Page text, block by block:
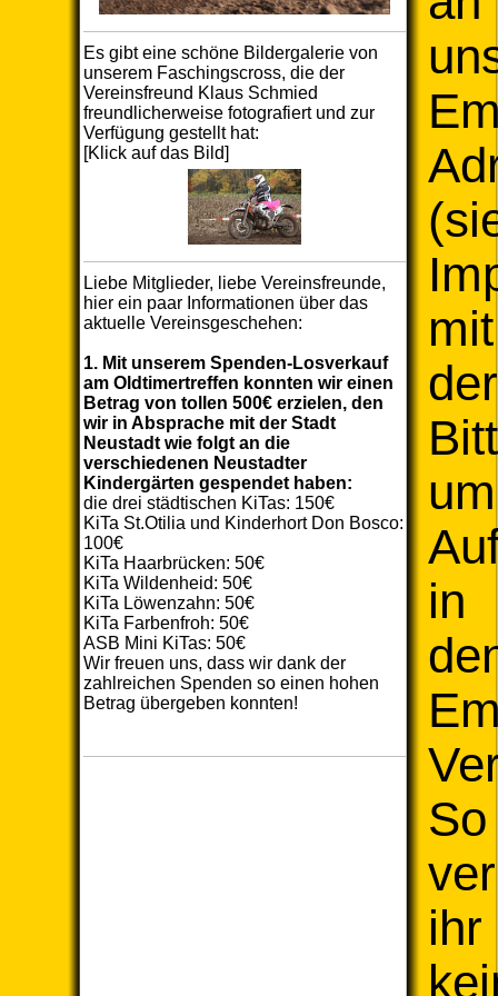
Es gibt eine schöne Bildergalerie von
unserem Faschingscross, die der
Vereinsfreund Klaus Schmied
freundlicherweise fotografiert und zur
Verfügung gestellt hat:
[Klick auf das Bild]
Liebe Mitglieder, liebe Vereinsfreunde,
hier ein paar Informationen über das
aktuelle Vereinsgeschehen:
1. Mit unserem Spenden-Losverkauf
am Oldtimertreffen konnten wir einen
Betrag von tollen 500€ erzielen, den
wir in Absprache mit der Stadt
Neustadt wie folgt an die
verschiedenen Neustadter
Kindergärten gespendet haben:
die drei städtischen KiTas: 150€
KiTa St.Otilia und Kinderhort Don Bosco:
100€
KiTa Haarbrücken: 50€
KiTa Wildenheid: 50€
KiTa Löwenzahn: 50€
KiTa Farbenfroh: 50€
ASB Mini KiTas: 50€
Wir freuen uns, dass wir dank der
zahlreichen Spenden so einen hohen
Betrag übergeben konnten!
mit
der
um
in
So
ihr